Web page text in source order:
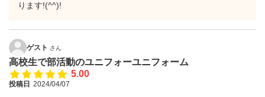
ります!(^^)!
ゲスト さん
高校生で部活動のユニフォーユニフォーム
5.00
投稿日 2024/04/07